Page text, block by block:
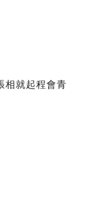
相就起程會青